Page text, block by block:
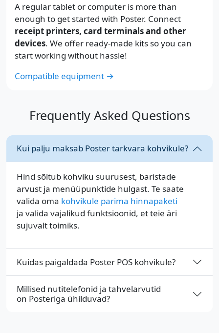
A regular tablet or computer is more than
enough to get started with Poster. Connect
receipt printers, card terminals and other
devices. We offer ready-made kits so you can
start working without hassle!
Compatible equipment →
Frequently Asked Questions
Kui palju maksab Poster tarkvara kohvikule?
Hind sõltub kohviku suurusest, baristade
arvust ja menüüpunktide hulgast. Te saate
valida oma kohvikule parima hinnapaketi
ja valida vajalikud funktsioonid, et teie äri
sujuvalt toimiks.
Kuidas paigaldada Poster POS kohvikule?
Millised nutitelefonid ja tahvelarvutid
on Posteriga ühilduvad?